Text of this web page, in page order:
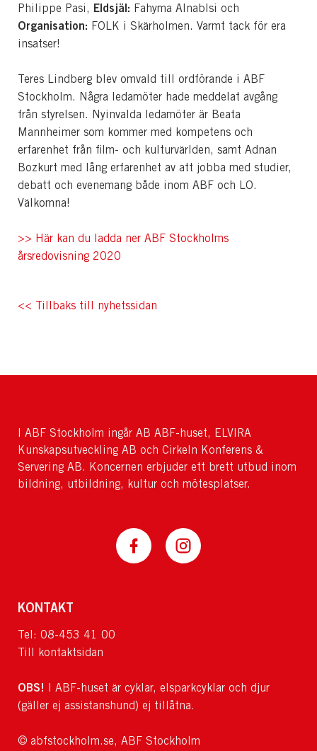
Philippe Pasi, Eldsjäl: Fahyma Alnablsi och
Organisation: FOLK i Skärholmen. Varmt tack för era
insatser!
Teres Lindberg blev omvald till ordförande i ABF
Stockholm. Några ledamöter hade meddelat avgång
från styrelsen. Nyinvalda ledamöter är Beata
Mannheimer som kommer med kompetens och
erfarenhet från film- och kulturvärlden, samt Adnan
Bozkurt med lång erfarenhet av att jobba med studier,
debatt och evenemang både inom ABF och LO.
Välkomna!
>> Här kan du ladda ner ABF Stockholms
årsredovisning 2020
<< Tillbaks till nyhetssidan
I ABF Stockholm ingår AB ABF-huset, ELVIRA
Kunskapsutveckling AB och Cirkeln Konferens &
Servering AB. Koncernen erbjuder ett brett utbud inom
bildning, utbildning, kultur och mötesplatser.
KONTAKT
Tel: 08-453 41 00
Till kontaktsidan
OBS! I ABF-huset är cyklar, elsparkcyklar och djur
(gäller ej assistanshund) ej tillåtna.
© abfstockholm.se, ABF Stockholm